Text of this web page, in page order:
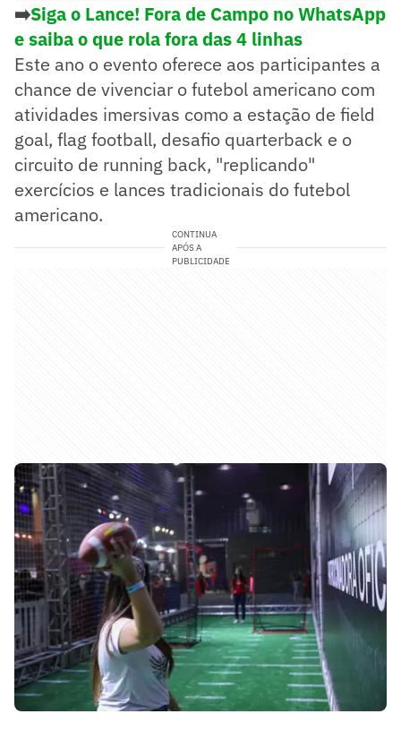
➡️Siga o Lance! Fora de Campo no WhatsApp
e saiba o que rola fora das 4 linhas
Este ano o evento oferece aos participantes a
chance de vivenciar o futebol americano com
atividades imersivas como a estação de field
goal, flag football, desafio quarterback e o
circuito de running back, "replicando"
exercícios e lances tradicionais do futebol
americano.
CONTINUA
APÓS A
PUBLICIDADE